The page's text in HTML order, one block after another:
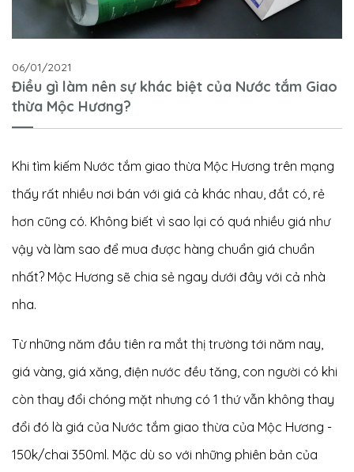
06/01/2021
Điều gì làm nên sự khác biệt của Nước tắm Giao
thừa Mộc Hương?
Khi tìm kiếm Nước tắm giao thừa Mộc Hương trên mạng
thấy rất nhiều nơi bán với giá cả khác nhau, đắt có, rẻ
hơn cũng có. Không biết vì sao lại có quá nhiều giá như
vậy và làm sao để mua được hàng chuẩn giá chuẩn
nhất? Mộc Hương sẽ chia sẻ ngay dưới đây với cả nhà
nha.
Từ những năm đầu tiên ra mắt thị trường tới năm nay,
giá vàng, giá xăng, điện nước đều tăng, con người có khi
còn thay đổi chóng mặt nhưng có 1 thứ vẫn không thay
đổi đó là giá của Nước tắm giao thừa của Mộc Hương -
150k/chai 350ml. Mặc dù so với những phiên bản của